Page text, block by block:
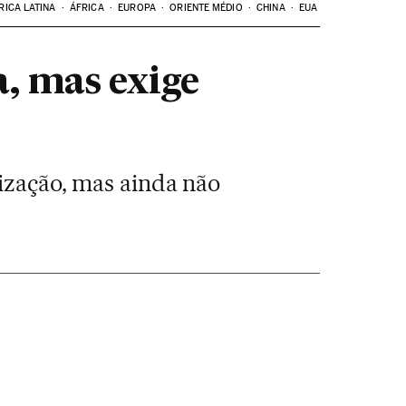
LATINA ÁFRICA EUROPA ORIENTE MÉDIO CHINA EUA
mas exige
mas ainda não